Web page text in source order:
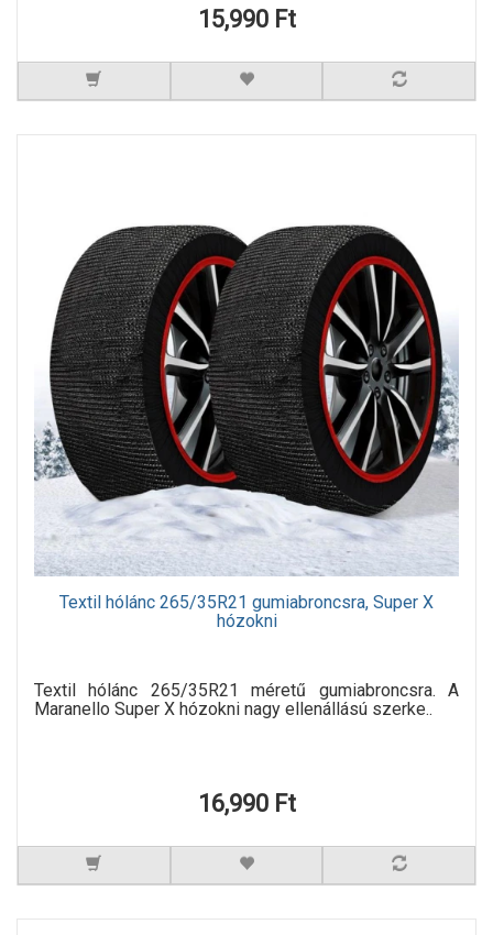
15,990 Ft
Textil hólánc 265/35R21 gumiabroncsra, Super X
hózokni
Textil hólánc 265/35R21 méretű gumiabroncsra. A
Maranello Super X hózokni nagy ellenállású szerke..
16,990 Ft